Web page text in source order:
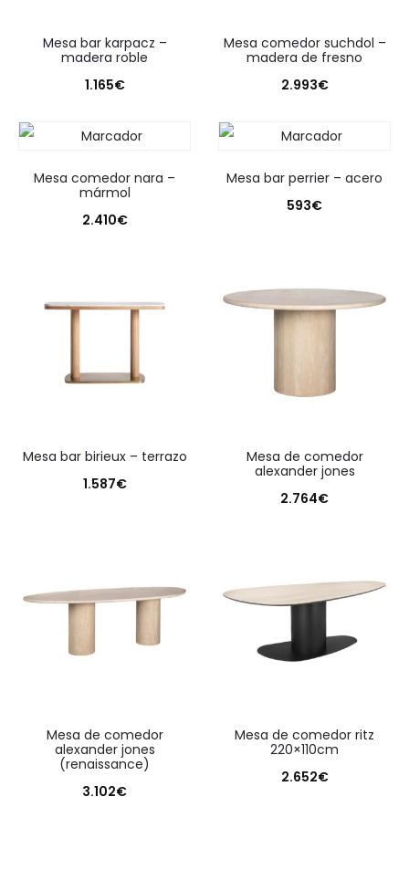
mesa bar karpacz –
madera roble
1.165€
mesa comedor suchdol –
madera de fresno
2.993€
mesa comedor nara –
mármol
2.410€
mesa bar perrier – acero
593€
mesa bar birieux – terrazo
1.587€
mesa de comedor
alexander jones
2.764€
mesa de comedor
alexander jones
(renaissance)
3.102€
mesa de comedor ritz
220×110cm
2.652€